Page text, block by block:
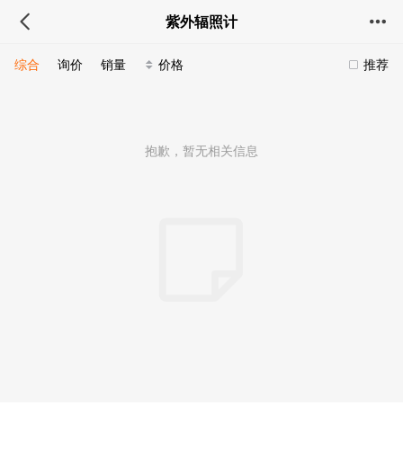
紫外辐照计
推荐
综合 询价 销量 价格
抱歉，暂无相关信息